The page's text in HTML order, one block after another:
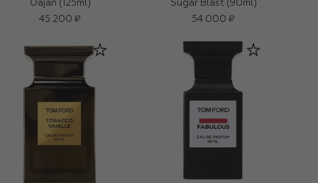
Oajan (125ml)
45 200 ₽
Sugar Blast (90ml)
54 000 ₽